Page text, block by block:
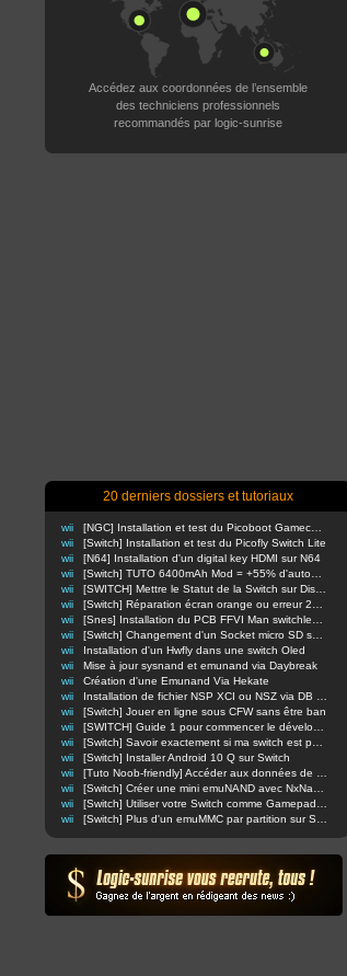
Accédez aux coordonnées de l’ensemble
des techniciens professionnels
recommandés par logic-sunrise
20 derniers dossiers et tutoriaux
wii
wii
[Switch] Installation et test du Picofly Switch Lite
wii
[N64] Installation d'un digital key HDMI sur N64
wii
wii
wii
wii
wii
wii
Installation d'un Hwfly dans une switch Oled
wii
Mise à jour sysnand et emunand via Daybreak
wii
Création d'une Emunand Via Hekate
wii
wii
[Switch] Jouer en ligne sous CFW sans être ban
wii
wii
wii
[Switch] Installer Android 10 Q sur Switch
wii
wii
wii
wii